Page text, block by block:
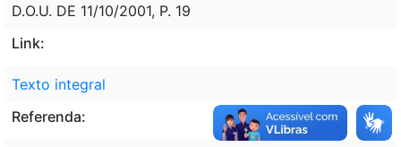
D.O.U. DE 11/10/2001, P. 19
Link:
Texto integral
Referenda: